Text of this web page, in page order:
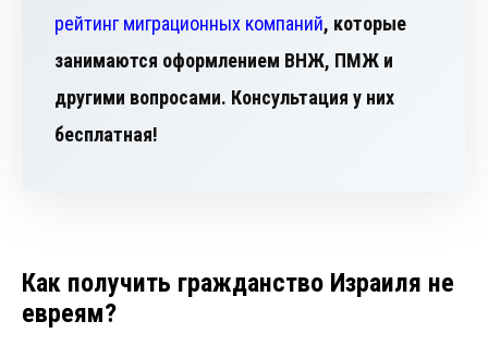
рейтинг миграционных компаний, которые
занимаются оформлением ВНЖ, ПМЖ и
другими вопросами. Консультация у них
бесплатная!
Как получить гражданство Израиля не
евреям?